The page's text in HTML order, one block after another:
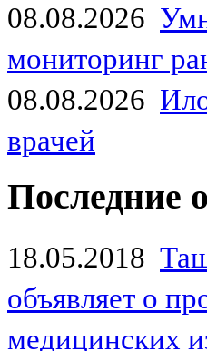
08.08.2026
мониторинг
08.08.2026
врачей
Последние
18.05.2018
объявляет о
медицинских